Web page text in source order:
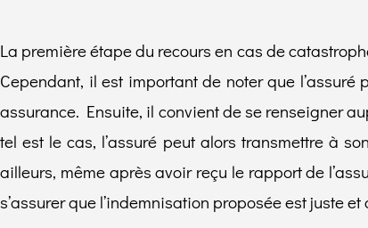
La première étape du recours en cas de
Cependant, il est important de noter que
assurance. Ensuite, il convient de se renseigner
tel est le cas, l’assuré peut alors transmettre à
ailleurs, même après avoir reçu le rapport de
s’assurer que l’indemnisation proposée est juste et